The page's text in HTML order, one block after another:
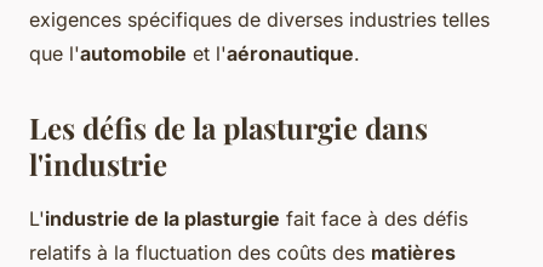
exigences spécifiques de diverses industries telles
que l'automobile et l'aéronautique.
Les défis de la plasturgie dans
l'industrie
L'industrie de la plasturgie fait face à des défis
relatifs à la fluctuation des coûts des matières